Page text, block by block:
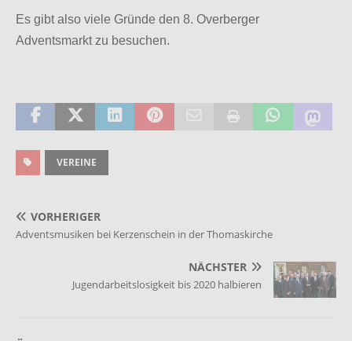
Es gibt also viele Gründe den 8. Overberger
Adventsmarkt zu besuchen.
VEREINE
VORHERIGER
Adventsmusiken bei Kerzenschein in der Thomaskirche
NÄCHSTER
Jugendarbeitslosigkeit bis 2020 halbieren